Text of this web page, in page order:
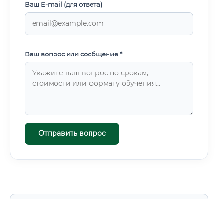
Ваш E-mail (для ответа)
Ваш вопрос или сообщение *
Отправить вопрос